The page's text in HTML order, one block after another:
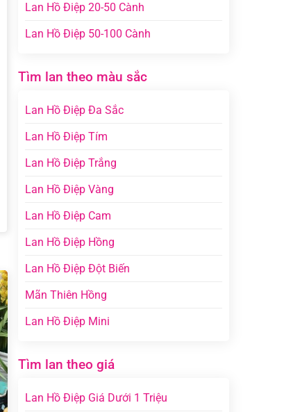
Lan Hồ Điệp 20-50 Cành
Lan Hồ Điệp 50-100 Cành
Tìm lan theo màu sắc
Lan Hồ Điệp Đa Sắc
Lan Hồ Điệp Tím
Lan Hồ Điệp Trắng
Lan Hồ Điệp Vàng
Lan Hồ Điệp Cam
Lan Hồ Điệp Hồng
Lan Hồ Điệp Đột Biến
Mãn Thiên Hồng
Lan Hồ Điệp Mini
Tìm lan theo giá
Lan Hồ Điệp Giá Dưới 1 Triệu